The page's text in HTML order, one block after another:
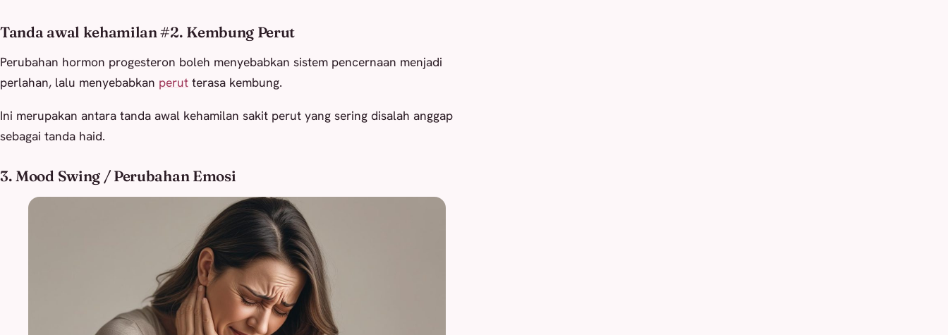
Tanda awal kehamilan #2. Kembung Perut
Perubahan hormon progesteron boleh menyebabkan sistem pencernaan menjadi
perlahan, lalu menyebabkan perut terasa kembung.
Ini merupakan antara tanda awal kehamilan sakit perut yang sering disalah anggap
sebagai tanda haid.
3. Mood Swing / Perubahan Emosi